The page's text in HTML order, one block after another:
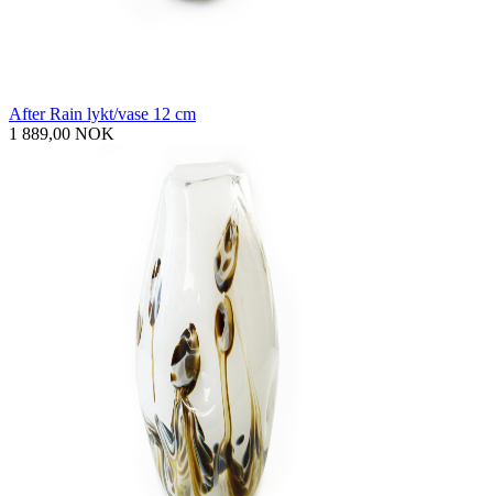
After Rain lykt/vase 12 cm
1 889,00 NOK